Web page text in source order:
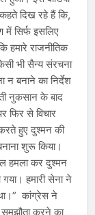
दिख रहे हैं कि,
में सिर्फ इसलिए
हमारे राजनीतिक
भी सैन्य संरचना
न बनाने का निर्देश
नुकसान के बाद
फिर से विचार
हुए दुश्मन की
शुरू किया।
हमला कर दुश्मन
हमारी सेना ने
कांग्रेस ने
समझौता करने का